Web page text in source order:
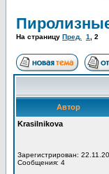
На страницу Пред. 1 2
Автор
Krasilnikova
Зарегистрирован:
Сообщения: 4